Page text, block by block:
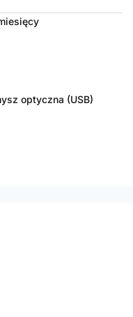
optyczna (USB)